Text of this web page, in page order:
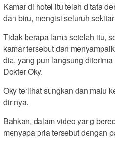
Kamar di hotel itu telah ditata
dan biru, mengisi seluruh
Tidak berapa lama setelah itu,
kamar tersebut dan
dia, yang pun langsung
Dokter Oky.
Oky terlihat sungkan dan malu
dirinya.
Bahkan, dalam video yang
menyapa pria tersebut dengan